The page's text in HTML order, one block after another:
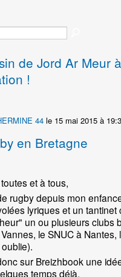
de Jord Ar Meur
!
44 le 15 mai 2015 à
en Bretagne
et à tous,
rugby depuis mon
lyriques et un
un ou plusieurs clubs
le SNUC à
sur Breizhbook une
temps déjà.